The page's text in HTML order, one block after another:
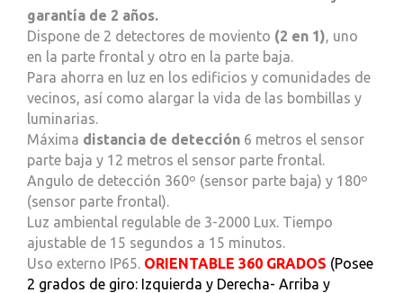
garantía de 2 años.
Dispone de 2 detectores de moviento (2 en 1), uno
en la parte frontal y otro en la parte baja.
Para ahorra en luz en los edificios y comunidades de
vecinos, así como alargar la vida de las bombillas y
luminarias.
Máxima distancia de detección 6 metros el sensor
parte baja y 12 metros el sensor parte frontal.
Angulo de detección 360º (sensor parte baja) y 180º
(sensor parte frontal).
Luz ambiental regulable de 3-2000 Lux. Tiempo
ajustable de 15 segundos a 15 minutos.
Uso externo IP65. ORIENTABLE 360 GRADOS (Posee
2 grados de giro: Izquierda y Derecha- Arriba y